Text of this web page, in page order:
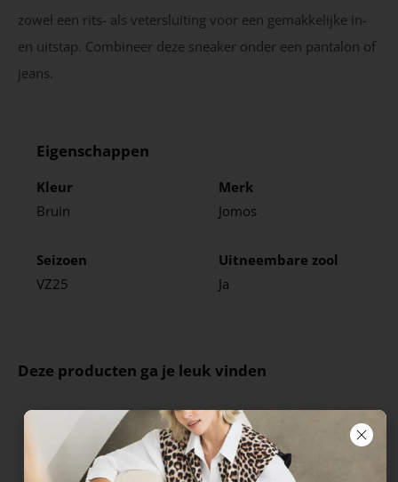
zowel een rits- als vetersluiting voor een gemakkelijke in-
en uitstap. Combineer deze sneaker onder een pantalon of
jeans.
Eigenschappen
Kleur
Bruin
Merk
Jomos
Seizoen
VZ25
Uitneembare zool
Ja
Deze producten ga je leuk vinden